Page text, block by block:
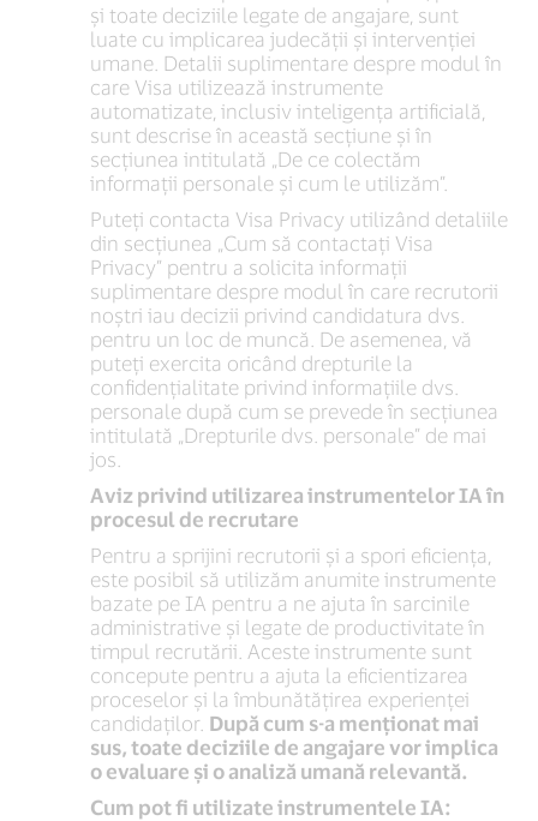
și toate deciziile legate de angajare, sunt
luate cu implicarea judecății și intervenției
umane. Detalii suplimentare despre modul în
care Visa utilizează instrumente
automatizate, inclusiv inteligența artificială,
sunt descrise în această secțiune și în
secțiunea intitulată „De ce colectăm
informații personale și cum le utilizăm”.
Puteți contacta Visa Privacy utilizând detaliile
din secțiunea „Cum să contactați Visa
Privacy” pentru a solicita informații
suplimentare despre modul în care recrutorii
noștri iau decizii privind candidatura dvs.
pentru un loc de muncă. De asemenea, vă
puteți exercita oricând drepturile la
confidențialitate privind informațiile dvs.
personale după cum se prevede în secțiunea
intitulată „Drepturile dvs. personale” de mai
jos.
Aviz privind utilizarea instrumentelor IA în
procesul de recrutare
Pentru a sprijini recrutorii și a spori eficiența,
este posibil să utilizăm anumite instrumente
bazate pe IA pentru a ne ajuta în sarcinile
administrative și legate de productivitate în
timpul recrutării. Aceste instrumente sunt
concepute pentru a ajuta la eficientizarea
proceselor și la îmbunătățirea experienței
candidaților. După cum s-a menționat mai
sus, toate deciziile de angajare vor implica
o evaluare și o analiză umană relevantă.
Cum pot fi utilizate instrumentele IA: